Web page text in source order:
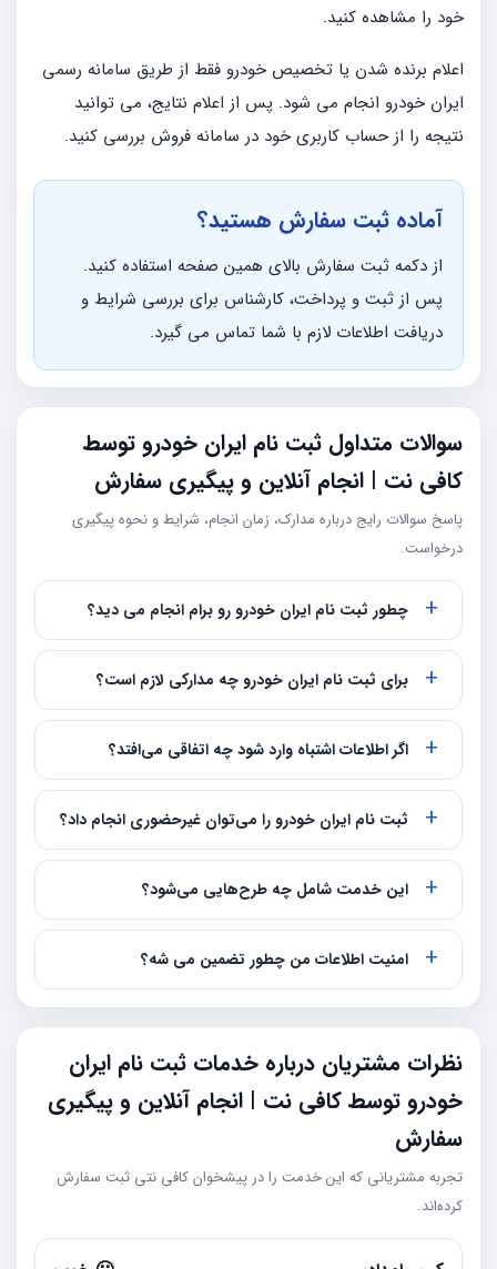
خود را مشاهده کنید.
اعلام برنده شدن یا تخصیص خودرو فقط از طریق سامانه رسمی
ایران خودرو انجام می شود. پس از اعلام نتایج، می توانید
نتیجه را از حساب کاربری خود در سامانه فروش بررسی کنید.
آماده ثبت سفارش هستید؟
از دکمه ثبت سفارش بالای همین صفحه استفاده کنید.
پس از ثبت و پرداخت، کارشناس برای بررسی شرایط و
دریافت اطلاعات لازم با شما تماس می گیرد.
سوالات متداول ثبت نام ایران خودرو توسط
کافی نت | انجام آنلاین و پیگیری سفارش
پاسخ سوالات رایج درباره مدارک، زمان انجام، شرایط و نحوه پیگیری
درخواست.
چطور ثبت نام ایران خودرو رو برام انجام می دید؟
برای ثبت نام ایران خودرو چه مدارکی لازم است؟
اگر اطلاعات اشتباه وارد شود چه اتفاقی می‌افتد؟
ثبت نام ایران خودرو را می‌توان غیرحضوری انجام داد؟
این خدمت شامل چه طرح‌هایی می‌شود؟
امنیت اطلاعات من چطور تضمین می شه؟
نظرات مشتریان درباره خدمات ثبت نام ایران
خودرو توسط کافی نت | انجام آنلاین و پیگیری
سفارش
تجربه مشتریانی که این خدمت را در پیشخوان کافی نتی ثبت سفارش
کرده‌اند.